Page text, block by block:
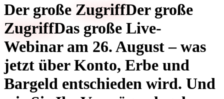
Der große ZugriffDer große
ZugriffDas große Live-
Webinar am 26. August – was
jetzt über Konto, Erbe und
Bargeld entschieden wird. Und